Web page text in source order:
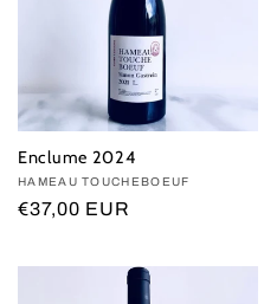
Enclume 2024
Vendor:
HAMEAU TOUCHEBOEUF
Regular
€37,00 EUR